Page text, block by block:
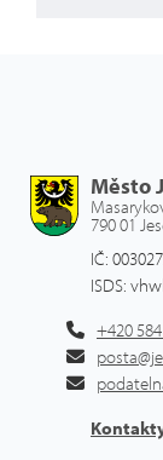
Město
790 01
IČ:
ISDS:
+420